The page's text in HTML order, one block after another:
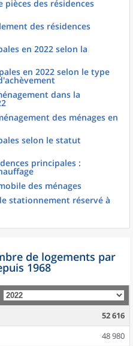
pièces des résidences
des résidences
en 2022 selon la
en 2022 selon le type
dans la
des ménages en
selon le statut
principales :
des ménages
stationnement réservé à
de logements par
1968
52 616
48 980